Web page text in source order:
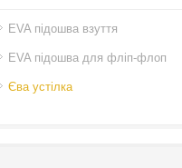
EVA підошва взуття
EVA підошва для фліп-флоп
Єва устілка